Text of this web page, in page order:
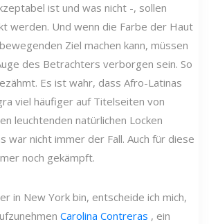
ist und was nicht -, sollen
werden. Und wenn die Farbe der Haut
Ziel machen kann, müssen
des Betrachters verborgen sein. So
Es ist wahr, dass Afro-Latinas
viel häufiger auf Titelseiten von
leuchtenden natürlichen Locken
war nicht immer der Fall. Auch für diese
noch gekämpft.
in New York bin, entscheide ich mich,
Carolina Contreras , ein